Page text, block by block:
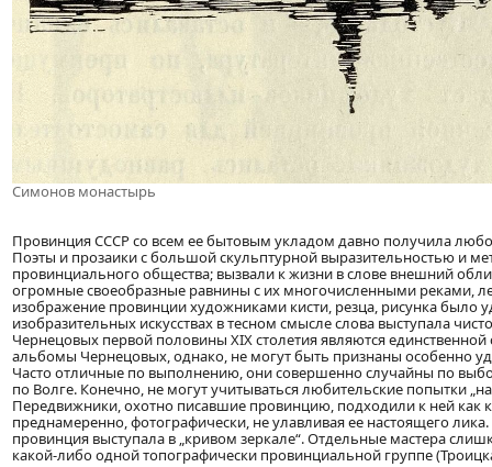
Симонов монастырь
Провинция СССР со всем ее бытовым укладом давно получила
Поэты и прозаики с большой скульптурной выразительностью и
провинциального общества; вызвали к жизни в слове внешний
огромные своеобразные равнины с их многочисленными реками,
изображение провинции художниками кисти, резца, рисунка было
изобразительных искусствах в тесном смысле слова выступала
Чернецовых первой половины XIX столетия являются
альбомы Чернецовых, однако, не могут быть признаны особенно
Часто отличные по выполнению, они совершенно случайны по
по Волге. Конечно, не могут учитываться любительские попытки
Передвижники, охотно писавшие провинцию, подходили к ней как
преднамеренно, фотографически, не улавливая ее настоящего
провинция выступала в „кривом зеркале“. Отдельные мастера
какой-либо одной топографически провинциальной группе